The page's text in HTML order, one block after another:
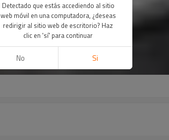
Detectado que estás accediendo al sitio
web móvil en una computadora, ¿deseas
redirigir al sitio web de escritorio? Haz
clic en 'sí' para continuar
No Si